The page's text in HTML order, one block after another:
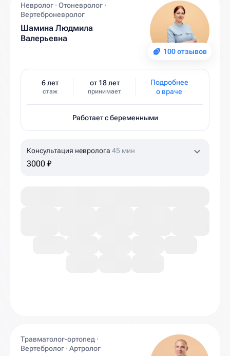
100 отзывов
Невролог · Отоневролог ·
Вертеброневролог
Шамина Людмила
Валерьевна
6 лет
стаж
от 18 лет
принимает
Подробнее
о враче
Работает с беременными
Консультация невролога 45 мин
3000 ₽
Травматолог-ортопед ·
Вертебролог · Артролог